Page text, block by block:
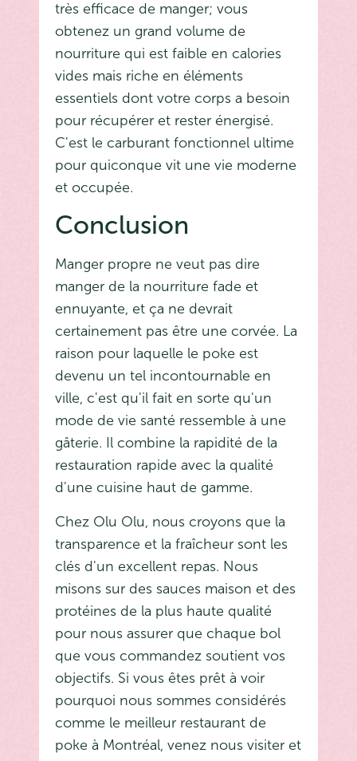
très efficace de manger; vous
obtenez un grand volume de
nourriture qui est faible en calories
vides mais riche en éléments
essentiels dont votre corps a besoin
pour récupérer et rester énergisé.
C'est le carburant fonctionnel ultime
pour quiconque vit une vie moderne
et occupée.
Conclusion
Manger propre ne veut pas dire
manger de la nourriture fade et
ennuyante, et ça ne devrait
certainement pas être une corvée. La
raison pour laquelle le poke est
devenu un tel incontournable en
ville, c'est qu'il fait en sorte qu'un
mode de vie santé ressemble à une
gâterie. Il combine la rapidité de la
restauration rapide avec la qualité
d'une cuisine haut de gamme.
Chez Olu Olu, nous croyons que la
transparence et la fraîcheur sont les
clés d'un excellent repas. Nous
misons sur des sauces maison et des
protéines de la plus haute qualité
pour nous assurer que chaque bol
que vous commandez soutient vos
objectifs. Si vous êtes prêt à voir
pourquoi nous sommes considérés
comme le meilleur restaurant de
poke à Montréal, venez nous visiter et